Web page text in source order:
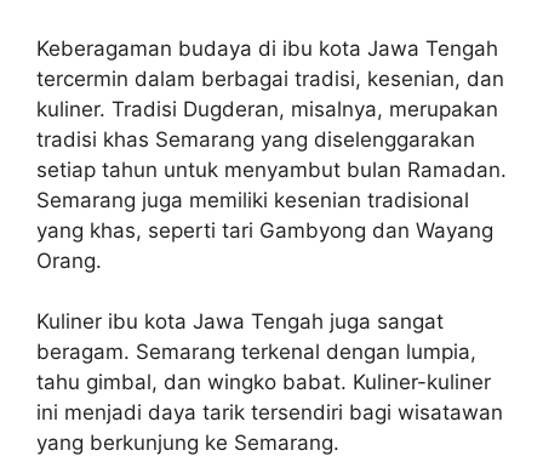
Keberagaman budaya di ibu kota Jawa Tengah
tercermin dalam berbagai tradisi, kesenian, dan
kuliner. Tradisi Dugderan, misalnya, merupakan
tradisi khas Semarang yang diselenggarakan
setiap tahun untuk menyambut bulan Ramadan.
Semarang juga memiliki kesenian tradisional
yang khas, seperti tari Gambyong dan Wayang
Orang.
Kuliner ibu kota Jawa Tengah juga sangat
beragam. Semarang terkenal dengan lumpia,
tahu gimbal, dan wingko babat. Kuliner-kuliner
ini menjadi daya tarik tersendiri bagi wisatawan
yang berkunjung ke Semarang.